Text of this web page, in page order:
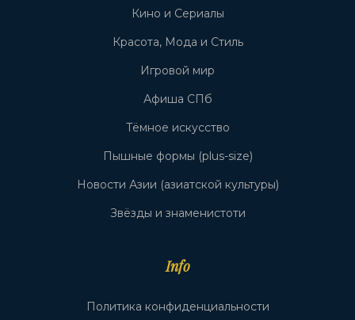
Кино и Сериалы
Красота, Мода и Стиль
Игровой мир
Афиша СПб
Тёмное искусство
Пышные формы (plus-size)
Новости Азии (азиатской культуры)
Звёзды и знаменистоти
Info
Политика конфиденциальности